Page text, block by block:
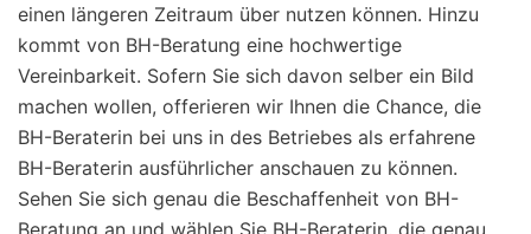
einen längeren Zeitraum über nutzen können. Hinzu
kommt von BH-Beratung eine hochwertige
Vereinbarkeit. Sofern Sie sich davon selber ein Bild
machen wollen, offerieren wir Ihnen die Chance, die
BH-Beraterin bei uns in des Betriebes als erfahrene
BH-Beraterin ausführlicher anschauen zu können.
Sehen Sie sich genau die Beschaffenheit von BH-
Beratung an und wählen Sie BH-Beraterin, die genau